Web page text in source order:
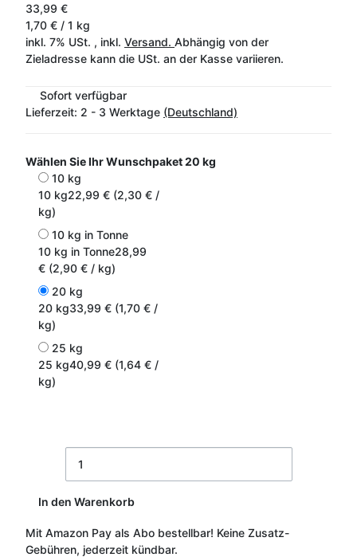
33,99 €
1,70 € / 1 kg
inkl. 7% USt. , inkl. Versand. Abhängig von der
Zieladresse kann die USt. an der Kasse variieren.
Sofort verfügbar
Lieferzeit: 2 - 3 Werktage (Deutschland)
Wählen Sie Ihr Wunschpaket20 kg
10 kg
10 kg22,99 € (2,30 € /
kg)
10 kg in Tonne
10 kg in Tonne28,99
€ (2,90 € / kg)
20 kg
20 kg33,99 € (1,70 € /
kg)
25 kg
25 kg40,99 € (1,64 € /
kg)
In den Warenkorb
Mit Amazon Pay als Abo bestellbar! Keine Zusatz-
Gebühren, jederzeit kündbar.